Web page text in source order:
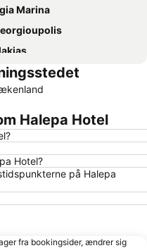
Marina
of Stalos
Gorge
Havn
of Maleme
of Marathi
Port
Halepa Hotel
Hotel?
på Halepa
fra bookingsider, ændrer sig